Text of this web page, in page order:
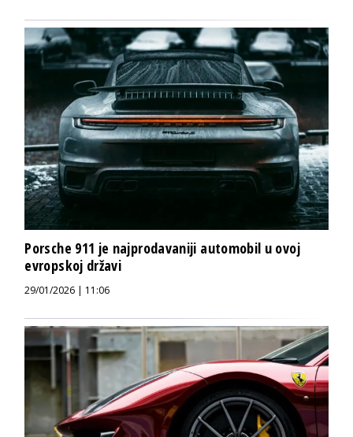
Porsche 911 je najprodavaniji automobil u ovoj
evropskoj državi
29/01/2026 | 11:06